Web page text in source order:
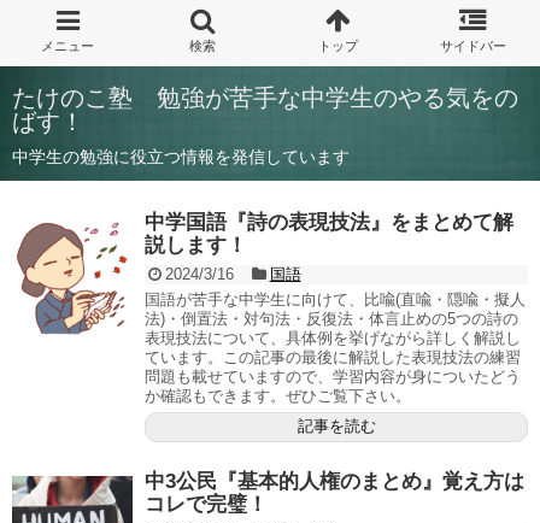
たけのこ塾 勉強が苦手な中学生のやる気をの
ばす！
中学生の勉強に役立つ情報を発信しています
中学国語『詩の表現技法』をまとめて解
説します！
2024/3/16
国語
国語が苦手な中学生に向けて、比喩(直喩・隠喩・擬人
法)・倒置法・対句法・反復法・体言止めの5つの詩の
表現技法について、具体例を挙げながら詳しく解説し
ています。この記事の最後に解説した表現技法の練習
問題も載せていますので、学習内容が身についたどう
か確認もできます。ぜひご覧下さい。
記事を読む
中3公民『基本的人権のまとめ』覚え方は
コレで完璧！